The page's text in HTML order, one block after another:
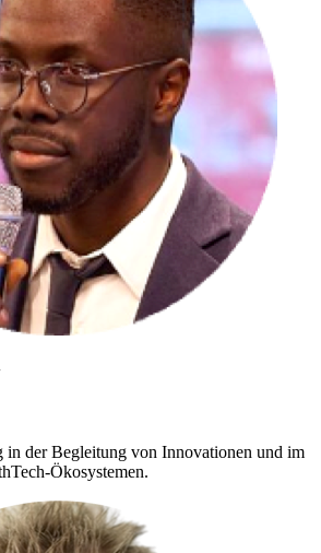
in der Begleitung von Innovationen und im
Ökosystemen.